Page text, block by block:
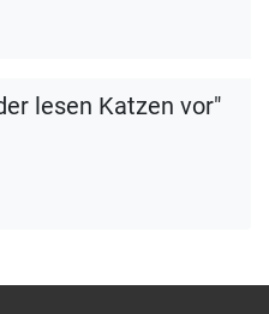
lesen Katzen vor"